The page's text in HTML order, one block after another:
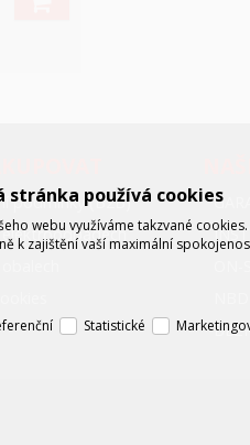
podmínky (B2B)
stránka používá cookies
webu využíváme takzvané
k zajištění vaší maximální
Statistické